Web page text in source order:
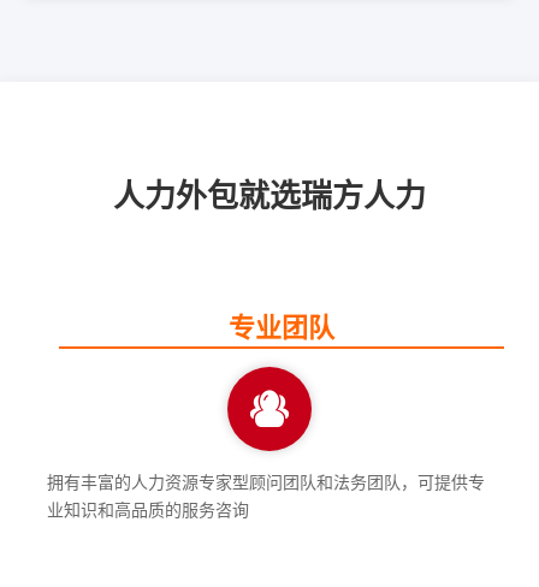
人力外包就选瑞方人力
专业团队
拥有丰富的人力资源专家型顾问团队和法务团队，可提供专
业知识和高品质的服务咨询